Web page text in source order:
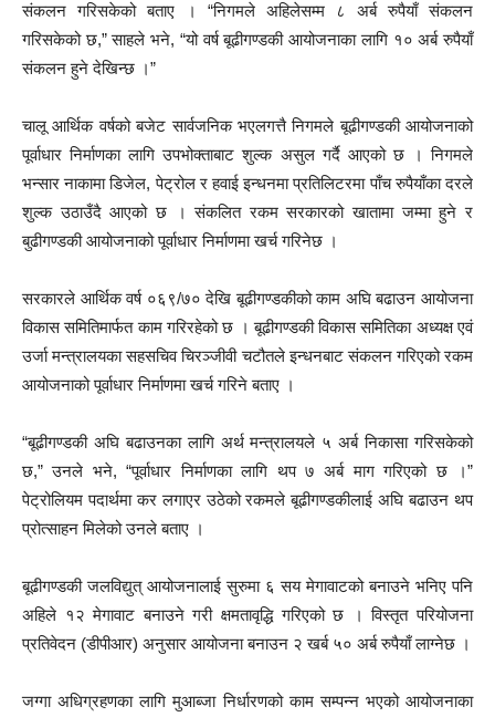
संकलन गरिसकेको बताए । “निगमले अहिलेसम्म ८ अर्ब रुपैयाँ संकलन
गरिसकेको छ,” साहले भने, “यो वर्ष बूढीगण्डकी आयोजनाका लागि १० अर्ब रुपैयाँ
संकलन हुने देखिन्छ ।”
चालू आर्थिक वर्षको बजेट सार्वजनिक भएलगत्तै निगमले बूढीगण्डकी आयोजनाको
पूर्वाधार निर्माणका लागि उपभोक्ताबाट शुल्क असुल गर्दै आएको छ । निगमले
भन्सार नाकामा डिजेल, पेट्रोल र हवाई इन्धनमा प्रतिलिटरमा पाँच रुपैयाँका दरले
शुल्क उठाउँदै आएको छ । संकलित रकम सरकारको खातामा जम्मा हुने र
बुढीगण्डकी आयोजनाको पूर्वाधार निर्माणमा खर्च गरिनेछ ।
सरकारले आर्थिक वर्ष ०६९/७० देखि बूढीगण्डकीको काम अघि बढाउन आयोजना
विकास समितिमार्फत काम गरिरहेको छ । बूढीगण्डकी विकास समितिका अध्यक्ष एवं
उर्जा मन्त्रालयका सहसचिव चिरञ्जीवी चटौतले इन्धनबाट संकलन गरिएको रकम
आयोजनाको पूर्वाधार निर्माणमा खर्च गरिने बताए ।
“बूढीगण्डकी अघि बढाउनका लागि अर्थ मन्त्रालयले ५ अर्ब निकासा गरिसकेको
छ,” उनले भने, “पूर्वाधार निर्माणका लागि थप ७ अर्ब माग गरिएको छ ।”
पेट्रोलियम पदार्थमा कर लगाएर उठेको रकमले बूढीगण्डकीलाई अघि बढाउन थप
प्रोत्साहन मिलेको उनले बताए ।
बूढीगण्डकी जलविद्युत् आयोजनालाई सुरुमा ६ सय मेगावाटको बनाउने भनिए पनि
अहिले १२ मेगावाट बनाउने गरी क्षमतावृद्धि गरिएको छ । विस्तृत परियोजना
प्रतिवेदन (डीपीआर) अनुसार आयोजना बनाउन २ खर्ब ५० अर्ब रुपैयाँ लाग्नेछ ।
जग्गा अधिग्रहणका लागि मुआब्जा निर्धारणको काम सम्पन्न भएको आयोजनाका